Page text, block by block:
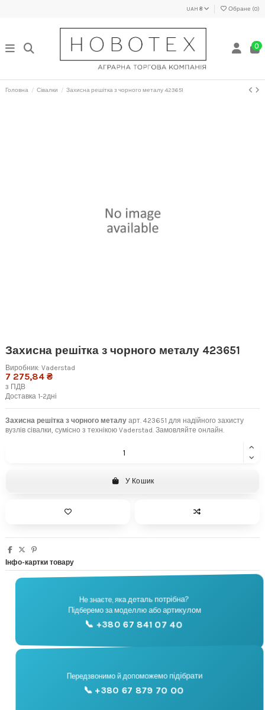
UAH ₴ Обране (0)
0
Головна Сівалки Захисна решітка з чорного металу 423651
Захисна решітка з чорного металу 423651
Виробник: Vaderstad
7 275,84 ₴
з ПДВ
Доставка 1-2дні
Захисна решітка з чорного металу арт. 423651 для надійного захисту
вузлів сівалки, сумісно з технікою Vaderstad. Замовляйте онлайн.
У Кошик
Інфо-картки товару
🔧
Підбір запчастин
Не знаєте, яка деталь потрібна?
Підберемо за моделлю або артикулом
📞 +380 67 841 07 40
📞
Консультація
Передзвонимо й допоможемо підібрати
📞 +380 67 879 70 00